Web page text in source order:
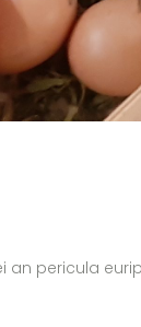
pericula